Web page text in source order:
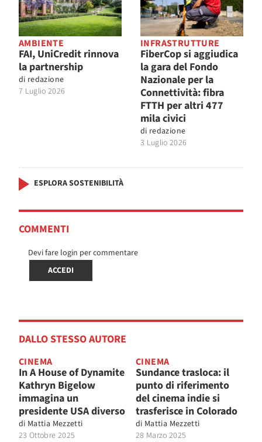
AMBIENTE
FAI, UniCredit rinnova
la partnership
di redazione
7 Luglio 2026
INFRASTRUTTURE
FiberCop si aggiudica
la gara del Fondo
Nazionale per la
Connettività: fibra
FTTH per altri 477
mila civici
di redazione
3 Luglio 2026
ESPLORA SOSTENIBILITÀ
COMMENTI
Devi fare login per commentare
ACCEDI
DALLO STESSO AUTORE
CINEMA
In A House of Dynamite
Kathryn Bigelow
immagina un
presidente USA diverso
di Mattia Mezzetti
23 Ottobre 2025
CINEMA
Sundance trasloca: il
punto di riferimento
del cinema indie si
trasferisce in Colorado
di Mattia Mezzetti
28 Marzo 2025